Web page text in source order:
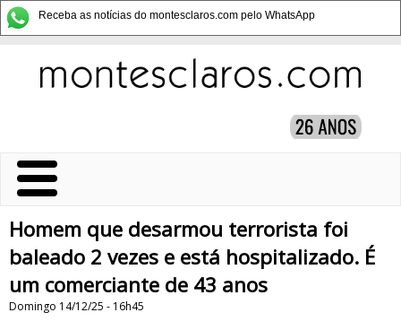
Receba as notícias do montesclaros.com pelo WhatsApp
Homem que desarmou terrorista foi
baleado 2 vezes e está hospitalizado. É
um comerciante de 43 anos
Domingo 14/12/25 - 16h45